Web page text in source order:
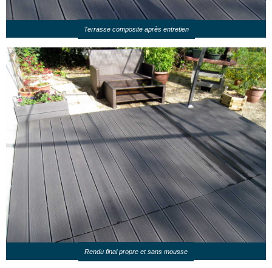
Terrasse composite après entretien
Rendu final propre et sans mousse